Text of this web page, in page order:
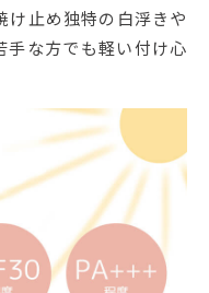
け止め独特の白浮きや
手な方でも軽い付け心